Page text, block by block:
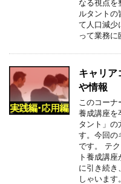
なる視点を
ルタントの
て人口減少
って業務に
キャリア
や情報
このコー
養成講座を
タント」の
す。今回の
です。 テ
ト養成講
に引き続き
しゃいま